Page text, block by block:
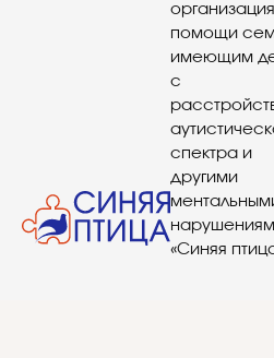
организация
помощи
имеющим
с
спектра и
другими
«Синяя